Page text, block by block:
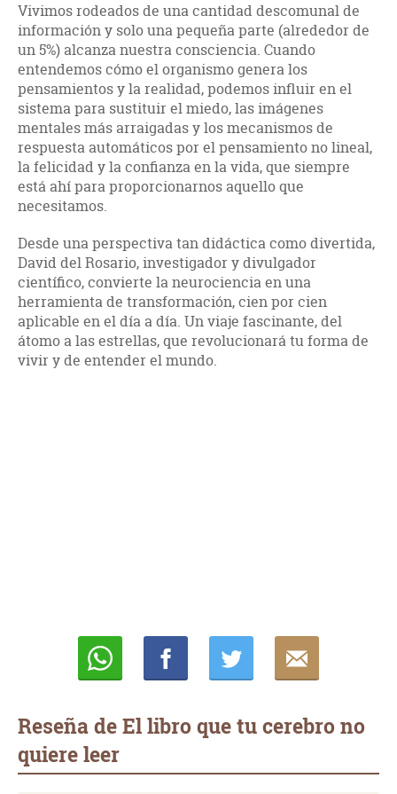
Vivimos rodeados de una cantidad descomunal de
información y solo una pequeña parte (alrededor de
un 5%) alcanza nuestra consciencia. Cuando
entendemos cómo el organismo genera los
pensamientos y la realidad, podemos influir en el
sistema para sustituir el miedo, las imágenes
mentales más arraigadas y los mecanismos de
respuesta automáticos por el pensamiento no lineal,
la felicidad y la confianza en la vida, que siempre
está ahí para proporcionarnos aquello que
necesitamos.
Desde una perspectiva tan didáctica como divertida,
David del Rosario, investigador y divulgador
científico, convierte la neurociencia en una
herramienta de transformación, cien por cien
aplicable en el día a día. Un viaje fascinante, del
átomo a las estrellas, que revolucionará tu forma de
vivir y de entender el mundo.
Reseña de El libro que tu cerebro no
quiere leer